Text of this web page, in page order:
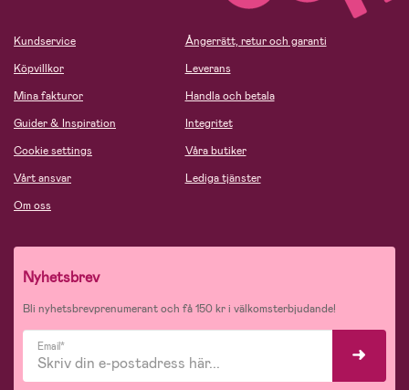
Kundservice
Köpvillkor
Mina fakturor
Guider & Inspiration
Cookie settings
Vårt ansvar
Om oss
Ångerrätt, retur och garanti
Leverans
Handla och betala
Integritet
Våra butiker
Lediga tjänster
Nyhetsbrev
Bli nyhetsbrevprenumerant och få 150 kr i välkomsterbjudande!
Email*